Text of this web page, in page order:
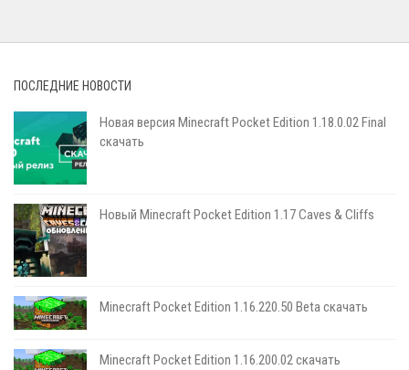
ПОСЛЕДНИЕ НОВОСТИ
Новая версия Minecraft Pocket Edition 1.18.0.02 Final
скачать
Новый Minecraft Pocket Edition 1.17 Сaves & Cliffs
Minecraft Pocket Edition 1.16.220.50 Beta скачать
Minecraft Pocket Edition 1.16.200.02 скачать